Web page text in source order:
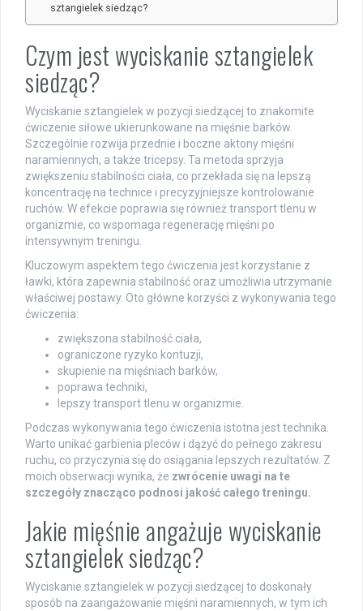
sztangielek siedząc?
Czym jest wyciskanie sztangielek
siedząc?
Wyciskanie sztangielek w pozycji siedzącej to znakomite
ćwiczenie siłowe ukierunkowane na mięśnie barków.
Szczególnie rozwija przednie i boczne aktony mięśni
naramiennych, a także tricepsy. Ta metoda sprzyja
zwiększeniu stabilności ciała, co przekłada się na lepszą
koncentrację na technice i precyzyjniejsze kontrolowanie
ruchów. W efekcie poprawia się również transport tlenu w
organizmie, co wspomaga regenerację mięśni po
intensywnym treningu.
Kluczowym aspektem tego ćwiczenia jest korzystanie z
ławki, która zapewnia stabilność oraz umożliwia utrzymanie
właściwej postawy. Oto główne korzyści z wykonywania tego
ćwiczenia:
zwiększona stabilność ciała,
ograniczone ryzyko kontuzji,
skupienie na mięśniach barków,
poprawa techniki,
lepszy transport tlenu w organizmie.
Podczas wykonywania tego ćwiczenia istotna jest technika.
Warto unikać garbienia pleców i dążyć do pełnego zakresu
ruchu, co przyczynia się do osiągania lepszych rezultatów. Z
moich obserwacji wynika, że zwrócenie uwagi na te
szczegóły znacząco podnosi jakość całego treningu.
Jakie mięśnie angażuje wyciskanie
sztangielek siedząc?
Wyciskanie sztangielek w pozycji siedzącej to doskonały
sposób na zaangażowanie mięśni naramiennych, w tym ich